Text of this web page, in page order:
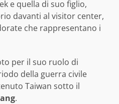
e quella di suo figlio,
davanti al visitor center,
che rappresentano i
per il suo ruolo di
della guerra civile
Taiwan sotto il
.